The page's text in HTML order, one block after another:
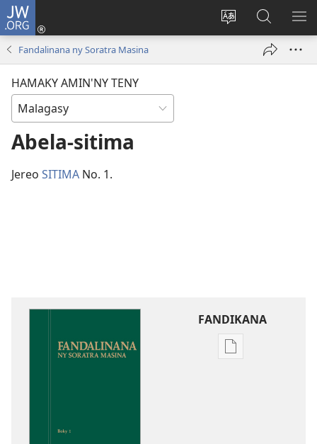
JW.ORG
Hiova
Hiditra
(manokatra
ato
Amin’ny
Fandalinana ny Soratra Masina
HAMAKY AMIN'NY TENY
Abela-sitima
Jereo SITIMA No. 1.
FANDIKANA
Fandikana